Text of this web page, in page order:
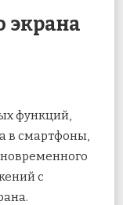
экрана
функций,
в смартфоны,
с